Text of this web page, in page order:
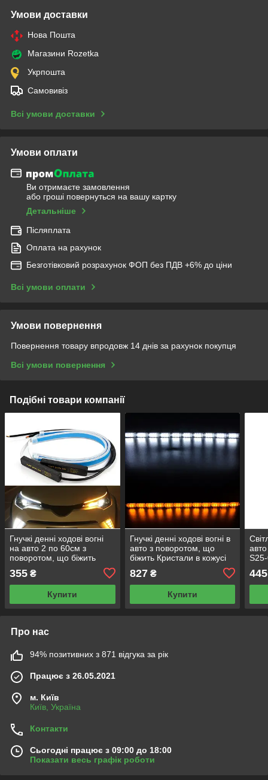
Умови доставки
Нова Пошта
Магазини Rozetka
Укрпошта
Самовивіз
Всі умови доставки
Умови оплати
Ви отримаєте замовлення
або гроші повернуться на вашу картку
Детальніше
Післяплата
Оплата на рахунок
Безготівковий розрахунок ФОП без ПДВ +6% до ціни
Всі умови оплати
Умови повернення
Повернення товару впродовж 14 днів за рахунок покупця
Всі умови повернення
Подібні товари компанії
Гнучкі денні ходові вогні
на авто 2 по 60см з
поворотом, що біжить
ДХО LED DRL (зовнішній
блок) біло/жовті
355 ₴
Купити
Гнучкі денні ходові вогні в
авто з поворотом, що
біжить Кристали в кожусі
50см білий/жовтий
827₴
Купити
445
Про нас
94% позитивних з 871 відгука за рік
Працює з 26.05.2021
м. Київ
Київ, Україна
Контакти
Сьогодні працює з 09:00 до 18:00
Показати весь графік роботи